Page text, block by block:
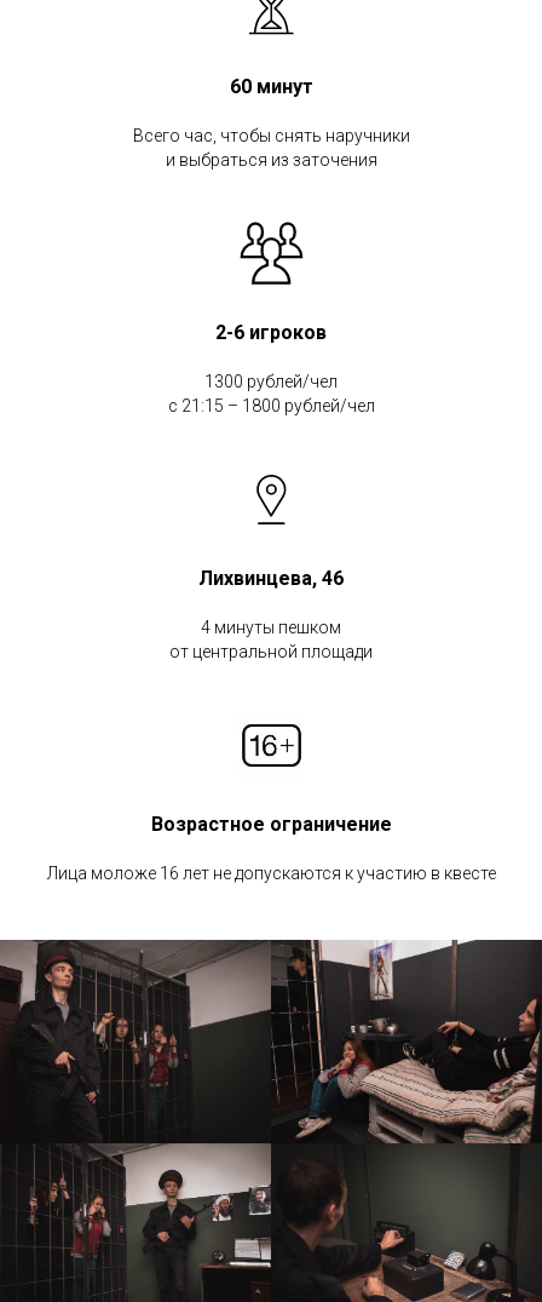
60 минут
Всего час, чтобы снять наручники
и выбраться из заточения
2-6 игроков
1300 рублей/чел
с 21:15 – 1800 рублей/чел
Лихвинцева, 46
4 минуты пешком
от центральной площади
Возрастное ограничение
Лица моложе 16 лет не допускаются к участию в квесте